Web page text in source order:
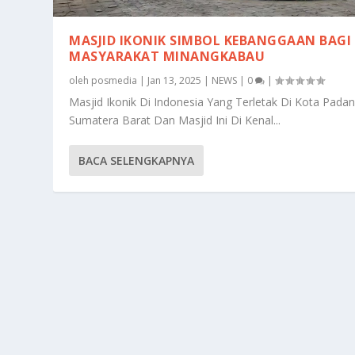
MASJID IKONIK SIMBOL KEBANGGAAN BAGI
MASYARAKAT MINANGKABAU
oleh posmedia | Jan 13, 2025 | NEWS | 0 |
Masjid Ikonik Di Indonesia Yang Terletak Di Kota
Sumatera Barat Dan Masjid Ini Di Kenal...
BACA SELENGKAPNYA